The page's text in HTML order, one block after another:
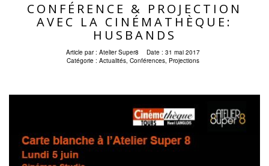
CONFÉRENCE & PROJECTION
AVEC LA CINÉMATHÈQUE:
HUSBANDS
Article par : Atelier Super8 Date : 31 mai 2017
Catégorie : Actualités, Conférences, Projections